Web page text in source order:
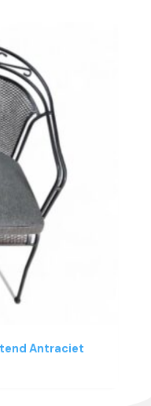
Antraciet